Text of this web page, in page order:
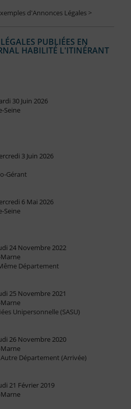
d'Annonces Légales >
PUBLIÉES EN
HABILITÉ L'ITINÉRANT
30 Juin 2026
Seine
3 Juin 2026
Gérant
6 Mai 2026
Seine
24 Novembre 2022
Département
25 Novembre 2021
Unipersonnelle (SASU)
26 Novembre 2020
Département (Arrivée)
21 Février 2019